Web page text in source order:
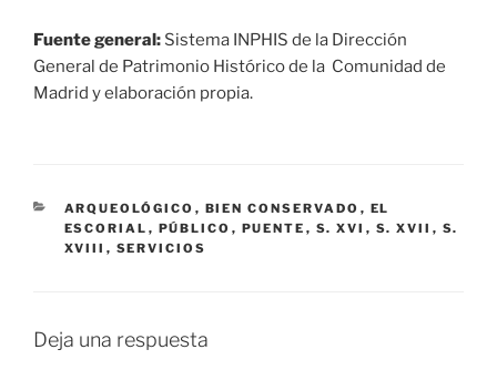
Fuente general: Sistema INPHIS de la Dirección
General de Patrimonio Histórico de la Comunidad de
Madrid y elaboración propia.
CATEGORÍAS
ARQUEOLÓGICO , BIEN CONSERVADO , EL
ESCORIAL , PÚBLICO , PUENTE , S. XVI , S. XVII , S.
XVIII , SERVICIOS
Deja una respuesta